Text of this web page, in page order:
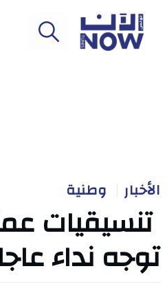
الأخبار وطنية
تنسيقيات
توجه نداء